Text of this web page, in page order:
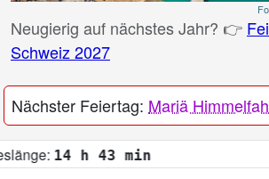
Neugierig auf nächstes Jahr? 👉
Schweiz 2027
Nächster Feiertag: Mariä
43 min